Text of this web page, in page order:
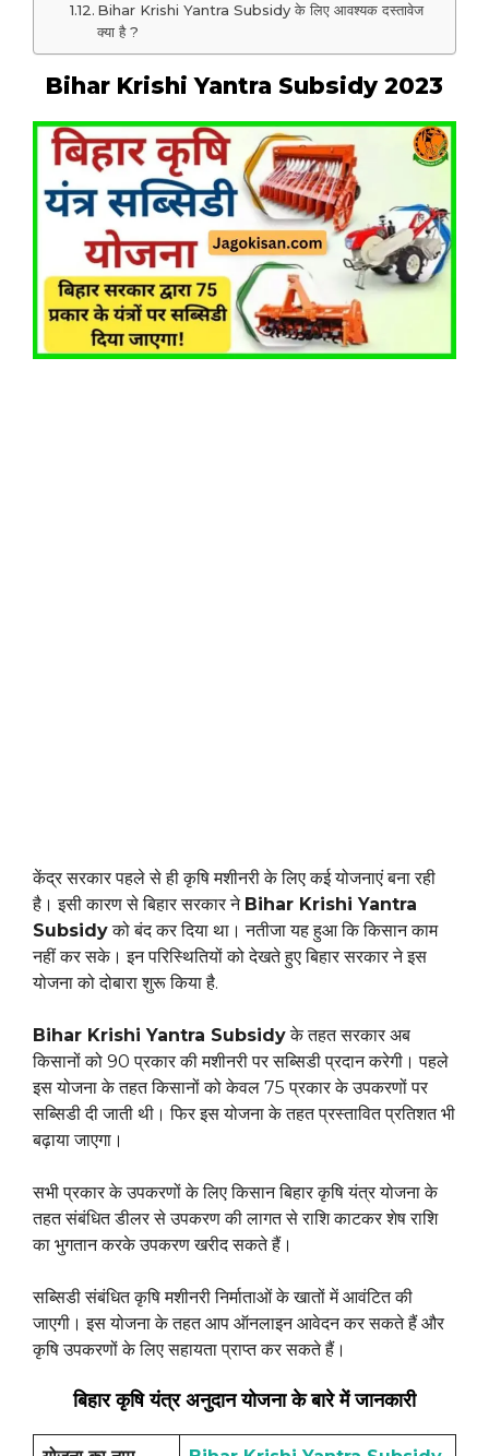
Bihar Krishi Yantra Subsidy के लिए आवश्यक दस्तावेज
क्या है ?
Bihar Krishi Yantra Subsidy 2023
केंद्र सरकार पहले से ही कृषि मशीनरी के लिए कई योजनाएं बना रही
है। इसी कारण से बिहार सरकार ने Bihar Krishi Yantra
Subsidyको बंद कर दिया था। नतीजा यह हुआ कि किसान काम
नहीं कर सके। इन परिस्थितियों को देखते हुए बिहार सरकार ने इस
योजना को दोबारा शुरू किया है.
Bihar Krishi Yantra Subsidyके तहत सरकार अब
किसानों को 90 प्रकार की मशीनरी पर सब्सिडी प्रदान करेगी। पहले
इस योजना के तहत किसानों को केवल 75 प्रकार के उपकरणों पर
सब्सिडी दी जाती थी। फिर इस योजना के तहत प्रस्तावित प्रतिशत भी
बढ़ाया जाएगा।
सभी प्रकार के उपकरणों के लिए किसान बिहार कृषि यंत्र योजना के
तहत संबंधित डीलर से उपकरण की लागत से राशि काटकर शेष राशि
का भुगतान करके उपकरण खरीद सकते हैं।
सब्सिडी संबंधित कृषि मशीनरी निर्माताओं के खातों में आवंटित की
जाएगी। इस योजना के तहत आप ऑनलाइन आवेदन कर सकते हैं और
कृषि उपकरणों के लिए सहायता प्राप्त कर सकते हैं।
बिहार कृषि यंत्र अनुदान योजना के बारे में जानकारी